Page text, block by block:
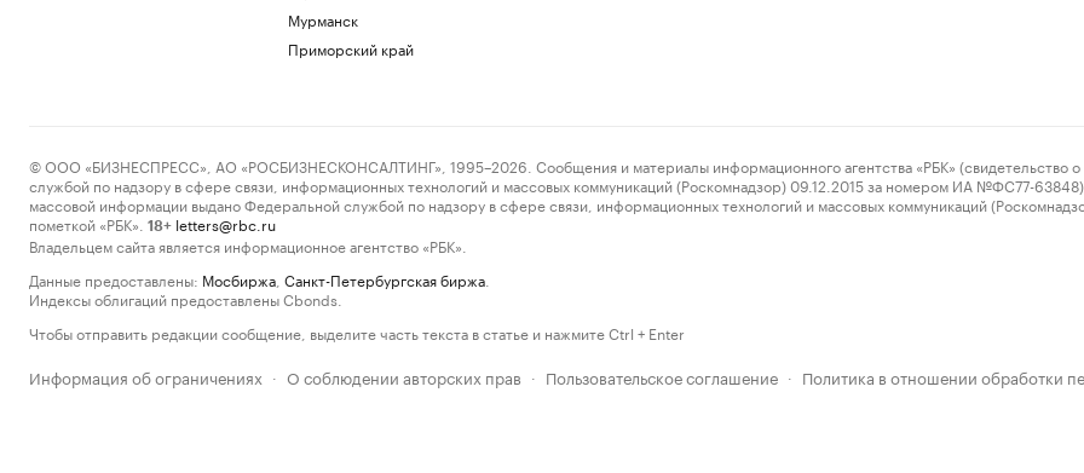
Мурманск
Приморский край
© ООО «БИЗНЕСПРЕСС», АО «РОСБИЗНЕСКОНСАЛТИНГ», 1995–2026. Сообщения и материалы информационного агентства «РБК» (свидетельство о
службой по надзору в сфере связи, информационных технологий и массовых коммуникаций (Роскомнадзор) 09.12.2015 за номером ИА №ФС77-63848)
массовой информации выдано Федеральной службой по надзору в сфере связи, информационных технологий и массовых коммуникаций
пометкой «РБК».
18+ letters@rbc.ru
Владельцем сайта является информационное агентство «РБК».
Данные предоставлены: Мосбиржа Санкт-Петербургская биржа
Индексы облигаций предоставлены Cbonds.
Чтобы отправить редакции сообщение, выделите часть текста в статье и нажмите Ctrl + Enter
Информация об ограничениях · О соблюдении авторских прав · Пользовательское соглашение · Политика в отношении обработки